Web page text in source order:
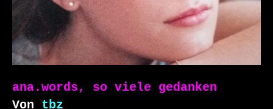
ana.words, so viele gedanken
Von tbz